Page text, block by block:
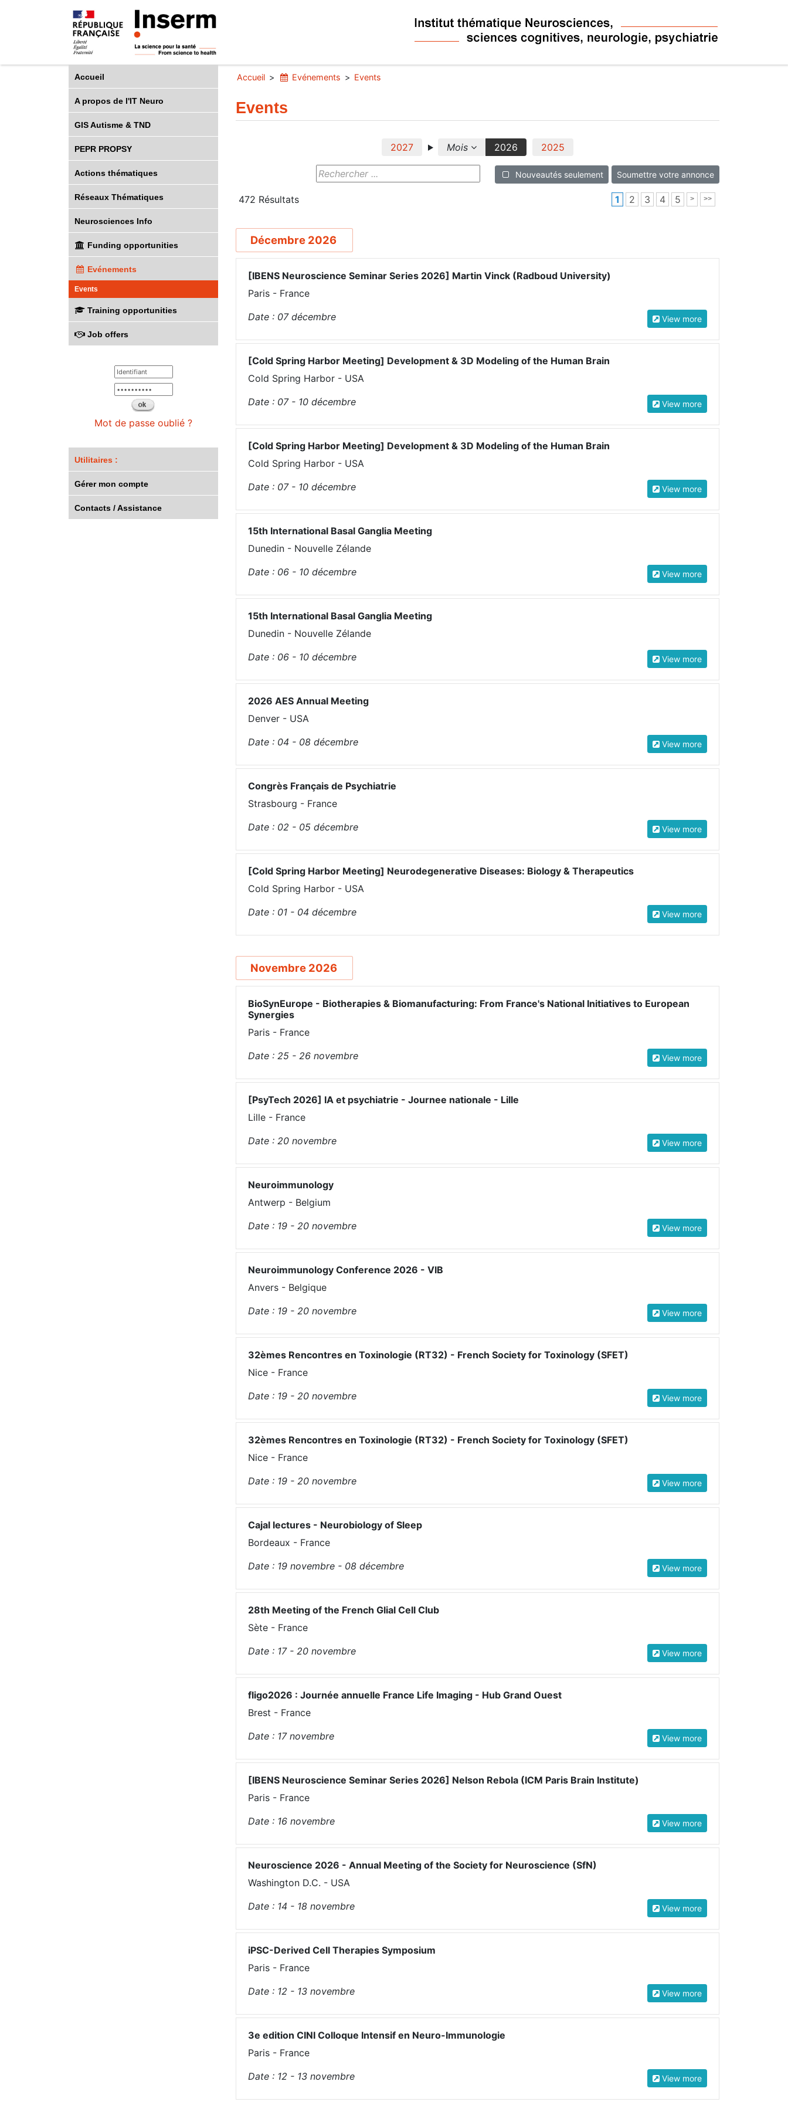
Accueil
A propos de l'IT Neuro
GIS Autisme & TND
PEPR PROPSY
Actions thématiques
Réseaux Thématiques
Neurosciences Info
Funding opportunities
Evénements
Events
Training opportunities
Job offers
Mot de passe oublié ?
Utilitaires :
Gérer mon compte
Contacts / Assistance
Accueil Evénements Events
Events
2027 Mois 2026 2025
Nouveautés seulement Soumettre votre annonce
1 2 3 4 5 > >>
472 Résultats
Décembre 2026
[IBENS Neuroscience Seminar Series 2026] Martin Vinck (Radboud University)
Paris - France
Date : 07 décembre View more
[Cold Spring Harbor Meeting] Development & 3D Modeling of the Human Brain
Cold Spring Harbor - USA
Date : 07 - 10 décembre View more
[Cold Spring Harbor Meeting] Development & 3D Modeling of the Human Brain
Cold Spring Harbor - USA
Date : 07 - 10 décembre View more
15th International Basal Ganglia Meeting
Dunedin - Nouvelle Zélande
Date : 06 - 10 décembre View more
15th International Basal Ganglia Meeting
Dunedin - Nouvelle Zélande
Date : 06 - 10 décembre View more
2026 AES Annual Meeting
Denver - USA
Date : 04 - 08 décembre View more
Congrès Français de Psychiatrie
Strasbourg - France
Date : 02 - 05 décembre View more
[Cold Spring Harbor Meeting] Neurodegenerative Diseases: Biology & Therapeutics
Cold Spring Harbor - USA
Date : 01 - 04 décembre View more
Novembre 2026
BioSynEurope - Biotherapies & Biomanufacturing: From France's National Initiatives to European
Synergies
Paris - France
Date : 25 - 26 novembre View more
[PsyTech 2026] IA et psychiatrie - Journee nationale - Lille
Lille - France
Date : 20 novembre View more
Neuroimmunology
Antwerp - Belgium
Date : 19 - 20 novembre View more
Neuroimmunology Conference 2026 - VIB
Anvers - Belgique
Date : 19 - 20 novembre View more
32èmes Rencontres en Toxinologie (RT32) - French Society for Toxinology (SFET)
Nice - France
Date : 19 - 20 novembre View more
32èmes Rencontres en Toxinologie (RT32) - French Society for Toxinology (SFET)
Nice - France
Date : 19 - 20 novembre View more
Cajal lectures - Neurobiology of Sleep
Bordeaux - France
Date : 19 novembre - 08 décembre View more
28th Meeting of the French Glial Cell Club
Sète - France
Date : 17 - 20 novembre View more
fligo2026 : Journée annuelle France Life Imaging - Hub Grand Ouest
Brest - France
Date : 17 novembre View more
[IBENS Neuroscience Seminar Series 2026] Nelson Rebola (ICM Paris Brain Institute)
Paris - France
Date : 16 novembre View more
Neuroscience 2026 - Annual Meeting of the Society for Neuroscience (SfN)
Washington D.C. - USA
Date : 14 - 18 novembre View more
iPSC-Derived Cell Therapies Symposium
Paris - France
Date : 12 - 13 novembre View more
3e edition CINI Colloque Intensif en Neuro-Immunologie
Paris - France
Date : 12 - 13 novembre View more